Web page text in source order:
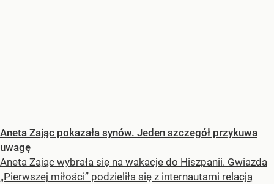
Aneta Zając pokazała synów. Jeden szczegół przykuwa
uwagę
Aneta Zając wybrała się na wakacje do Hiszpanii. Gwiazda
„Pierwszej miłości” podzieliła się z internautami relacją